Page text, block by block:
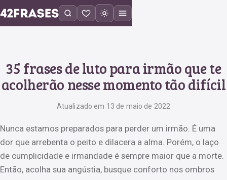
35 frases de luto para irmão que te
acolherão nesse momento tão difícil
Atualizado em 13 de maio de 2022
Nunca estamos preparados para perder um irmão. É uma
dor que arrebenta o peito e dilacera a alma. Porém, o laço
de cumplicidade e irmandade é sempre maior que a morte.
Então, acolha sua angústia, busque conforto nos ombros